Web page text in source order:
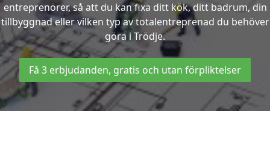
entreprenörer, så att du kan fixa ditt kök, ditt badrum, din
tillbyggnad eller vilken typ av totalentreprenad du behöver
göra i Trödje.
Få 3 erbjudanden, gratis och utan förpliktelser